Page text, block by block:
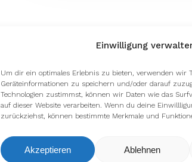
Einwilligung
Um dir ein optimales Erlebnis zu bieten, verwenden wir
Geräteinformationen zu speichern und/oder darauf
Technologien zustimmst, können wir Daten wie das
auf dieser Website verarbeiten. Wenn du deine
zurückziehst, können bestimmte Merkmale und
Akzeptieren Ablehnen